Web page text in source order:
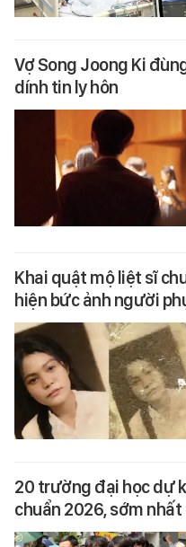
Vợ Song Joong Ki
dính tin ly hôn
Khai quật mộ liệt sĩ
hiện bức ảnh người
20 trường đại học dự
chuẩn 2026, sớm